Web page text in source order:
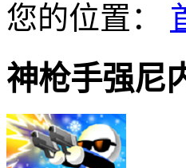
您的位置：
神枪手强尼